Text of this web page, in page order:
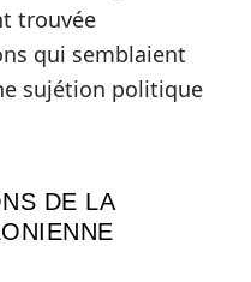
trouvée
qui semblaient
sujétion politique
DE LA